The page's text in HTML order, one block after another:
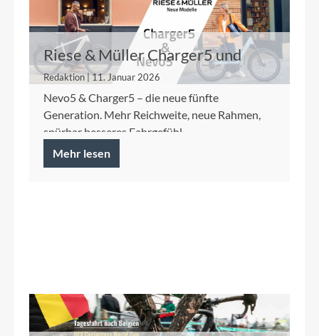
Riese & Müller Charger5 und
Nevo5
Redaktion | 11. Januar 2026
Nevo5 & Charger5 – die neue fünfte
Generation. Mehr Reichweite, neue Rahmen,
spürbar besseres Fahrgefühl.
Mehr lesen